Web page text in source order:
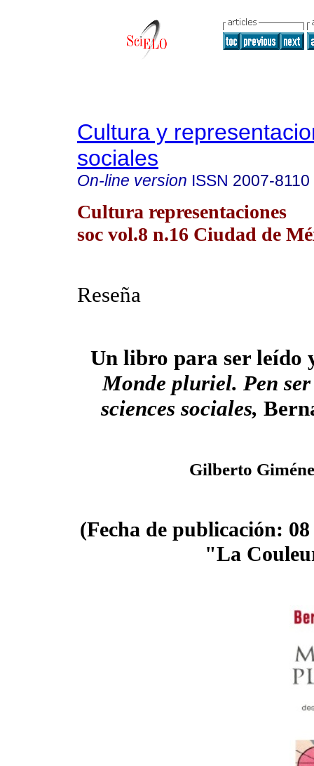
Cultura y
sociales
On-line version ISSN 2007-8110
Cultura representaciones
soc vol.8 n.16 Ciudad de
Reseña
Un libro para ser leído
Monde pluriel. Pen
sciences sociales,
Gilberto
(Fecha de publicación:
"La